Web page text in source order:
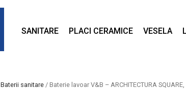
SANITARE PLACI CERAMICE VESELA
Baterii sanitare/ Baterie lavoar V&B – ARCHITECTURA